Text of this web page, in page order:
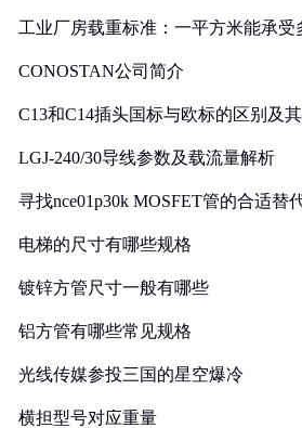
工业厂房载重标准：一平方米能承受
CONOSTAN公司简介
C13和C14插头国标与欧标的区别及
LGJ-240/30导线参数及载流量解析
寻找nce01p30k MOSFET管的合适替
电梯的尺寸有哪些规格
镀锌方管尺寸一般有哪些
铝方管有哪些常见规格
光线传媒参投三国的星空爆冷
横担型号对应重量